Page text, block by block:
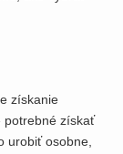
získanie
potrebné získať
urobiť osobne,